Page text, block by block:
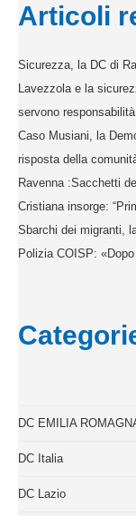
Articoli
Sicurezza, la DC di
Lavezzola e la
servono
Caso Musiani, la
risposta della
Ravenna :Sacchetti
Cristiana insorge:
Sbarchi dei migranti,
Polizia COISP:
DC EMILIA
DC Italia
DC Lazio